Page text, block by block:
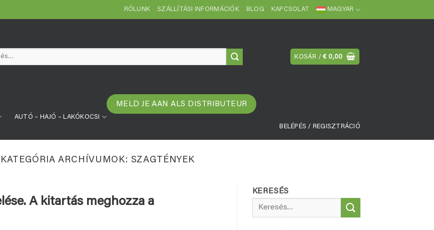
RÓLUNK SZÁLLÍTÁSI INFORMÁCIÓK BLOG KAPCSOLAT MAGYAR
KOSÁR /€ 0,00
AUTÓ – HAJÓ – LAKÓKOCSI
MELD JE AAN ALS DISTRIBUTEUR
BELÉPÉS / REGISZTRÁCIÓ
KATEGÓRIA ARCHÍVUMOK: SZAGTÉNYEK
A kitartás meghozza a
KERESÉS
Keresés